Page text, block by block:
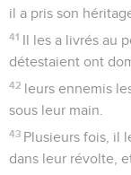
il a pris son
41 Il les a livrés au
détestaient ont
42 leurs ennemis
sous leur main.
43 Plusieurs fois, il
dans leur révolte,